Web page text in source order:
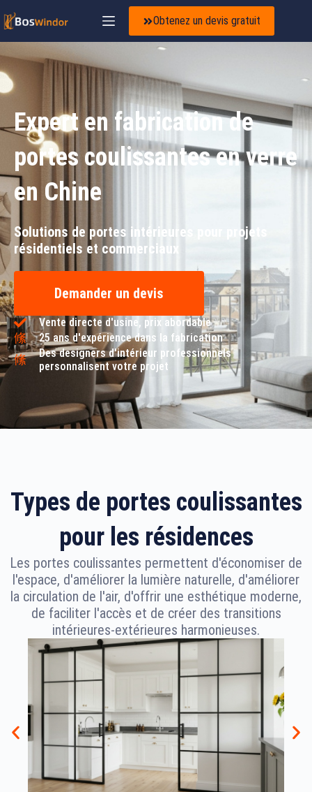
Obtenez un devis gratuit
Expert en fabrication de
portes coulissantes en verre
en Chine
Solutions de portes intérieures pour projets
résidentiels et commerciaux
Demander un devis
Vente directe d'usine, prix abordable
25 ans d'expérience dans la fabrication
Des designers d'intérieur professionnels
personnalisent votre projet
Types de portes coulissantes
pour les résidences
Les portes coulissantes permettent d'économiser de
l'espace, d'améliorer la lumière naturelle, d'améliorer
la circulation de l'air, d'offrir une esthétique moderne,
de faciliter l'accès et de créer des transitions
intérieures-extérieures harmonieuses.